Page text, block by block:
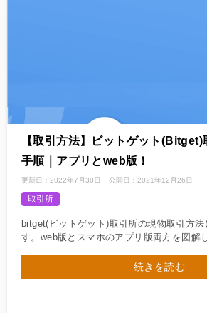
【取引方法】ビットゲット(Bitget)
手順｜アプリとweb版！
更新日： 2022年7月30日 公開日： 2021年12月26日
取引所
bitget(ビットゲット)取引所の現物取引方法
す。web版とスマホのアプリ版両方を図解
続きを読む